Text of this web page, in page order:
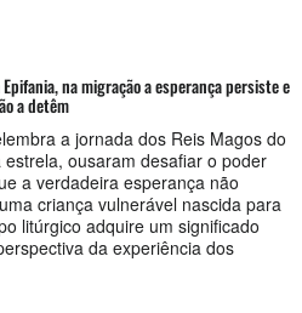
na migração a esperança persiste e
a detêm
a jornada dos Reis Magos do
ousaram desafiar o poder
a verdadeira esperança não
criança vulnerável nascida para
litúrgico adquire um significado
da experiência dos